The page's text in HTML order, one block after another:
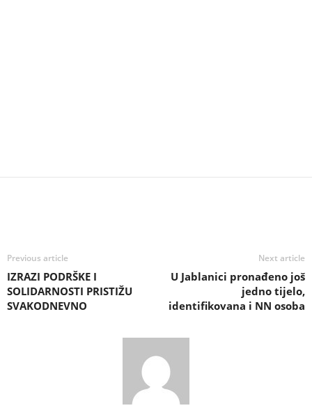
Previous article
IZRAZI PODRŠKE I
SOLIDARNOSTI PRISTIŽU
SVAKODNEVNO
Next article
U Jablanici pronađeno još
jedno tijelo,
identifikovana i NN osoba